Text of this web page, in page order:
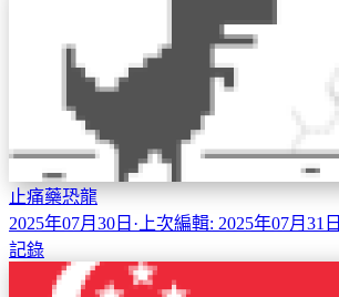
止痛藥恐龍
2025年07月30日 · 上次編輯: 2025年07月31日
記錄